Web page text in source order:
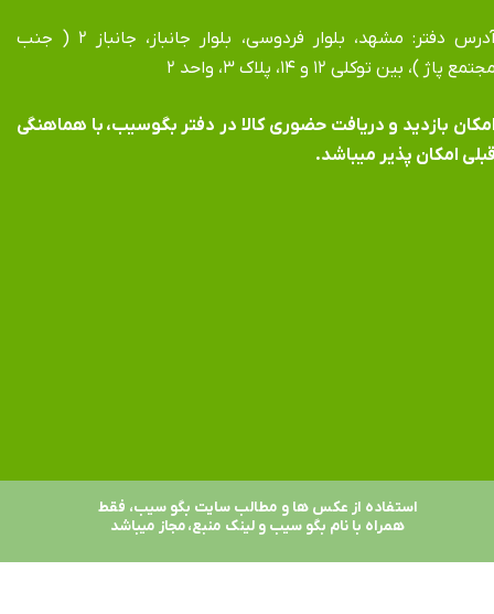
آدرس دفتر: مشهد، بلوار فردوسی، بلوار جانباز، جانباز ۲ ( جنب
پاژ )، بین توکلی ۱۲ و ۱۴، پلاک ۳، واحد ۲
بازدید و دریافت حضوری کالا در دفتر بگوسیب، با هماهنگی
امکان پذیر میباشد.
استفاده از عکس ها و مطالب سایت بگو سیب، فقط
همراه با نام بگو سیب و لینک منبع، مجاز میباشد